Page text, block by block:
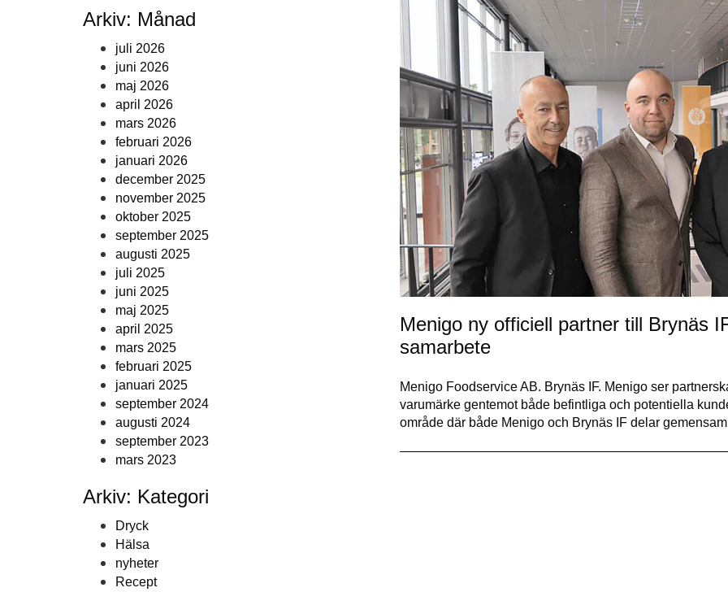
Arkiv: Månad
juli 2026
juni 2026
maj 2026
april 2026
mars 2026
februari 2026
januari 2026
december 2025
november 2025
oktober 2025
september 2025
augusti 2025
juli 2025
juni 2025
maj 2025
april 2025
mars 2025
februari 2025
januari 2025
september 2024
augusti 2024
september 2023
mars 2023
Arkiv: Kategori
Dryck
Hälsa
nyheter
Recept
Menigo ny officiell partner till Brynäs
samarbete
Menigo Foodservice AB. Brynäs IF. Menigo ser
varumärke gentemot både befintliga och potentiella
område där både Menigo och Brynäs IF delar